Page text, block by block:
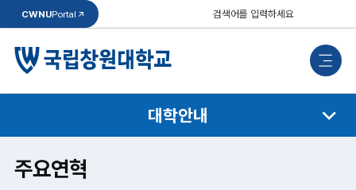
검
CWNUPortal
모
메
대학안내
주요연혁